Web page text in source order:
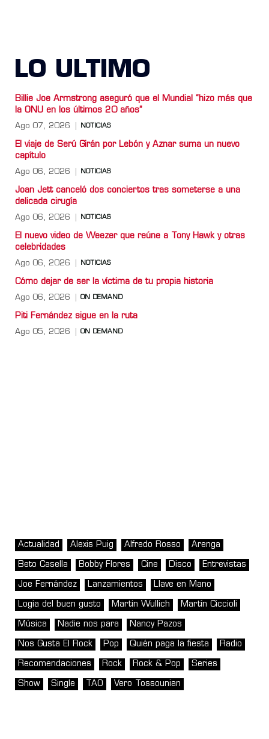
LO ULTIMO
Billie Joe Armstrong aseguró que el Mundial “hizo más que
la ONU en los últimos 20 años”
Ago 07, 2026 NOTICIAS
El viaje de Serú Girán por Lebón y Aznar suma un nuevo
capítulo
Ago 06, 2026 NOTICIAS
Joan Jett canceló dos conciertos tras someterse a una
delicada cirugía
Ago 06, 2026 NOTICIAS
El nuevo video de Weezer que reúne a Tony Hawk y otras
celebridades
Ago 06, 2026 NOTICIAS
Cómo dejar de ser la víctima de tu propia historia
Ago 06, 2026 ON DEMAND
Piti Fernández sigue en la ruta
Ago 05, 2026 ON DEMAND
Actualidad Alexis Puig Alfredo Rosso Arenga
Beto Casella Bobby Flores Cine Disco Entrevistas
Joe Fernández Lanzamientos Llave en Mano
Logia del buen gusto Martin Wullich Martín Ciccioli
Música Nadie nos para Nancy Pazos
Nos Gusta El Rock Pop Quién paga la fiesta Radio
Recomendaciones Rock Rock & Pop Series
Show Single TAO Vero Tossounian